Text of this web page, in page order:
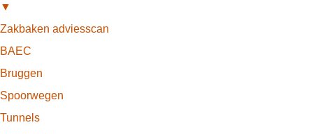
▼
Zakbaken adviesscan
BAEC
Bruggen
Spoorwegen
Tunnels